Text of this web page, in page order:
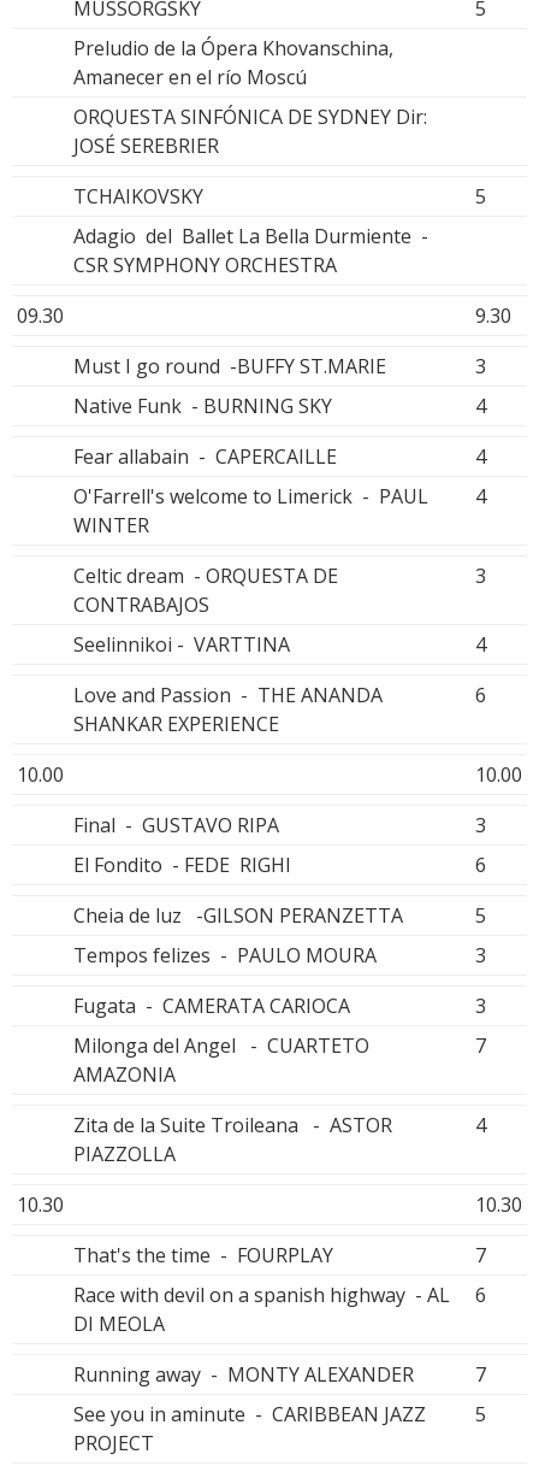
MUSSORGSKY
5
Preludio de la Ópera Khovanschina,
Amanecer en el río Moscú
ORQUESTA SINFÓNICA DE SYDNEY Dir:
JOSÉ SEREBRIER
TCHAIKOVSKY
5
Adagio del Ballet La Bella Durmiente -
CSR SYMPHONY ORCHESTRA
09.30
9.30
Must I go round -BUFFY ST.MARIE
3
Native Funk - BURNING SKY
4
Fear allabain - CAPERCAILLE
4
O'Farrell's welcome to Limerick - PAUL
WINTER
4
Celtic dream - ORQUESTA DE
CONTRABAJOS
3
Seelinnikoi - VARTTINA
4
Love and Passion - THE ANANDA
SHANKAR EXPERIENCE
6
10.00
10.00
Final - GUSTAVO RIPA
3
El Fondito - FEDE RIGHI
6
Cheia de luz -GILSON PERANZETTA
5
Tempos felizes - PAULO MOURA
3
Fugata - CAMERATA CARIOCA
3
Milonga del Angel - CUARTETO
AMAZONIA
7
Zita de la Suite Troileana - ASTOR
PIAZZOLLA
4
10.30
10.30
That's the time - FOURPLAY
7
Race with devil on a spanish highway - AL
DI MEOLA
6
Running away - MONTY ALEXANDER
7
See you in aminute - CARIBBEAN JAZZ
PROJECT
5